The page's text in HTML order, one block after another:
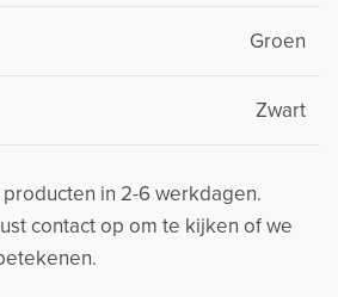
Groen
Zwart
in 2-6 werkdagen.
contact op om te kijken of we